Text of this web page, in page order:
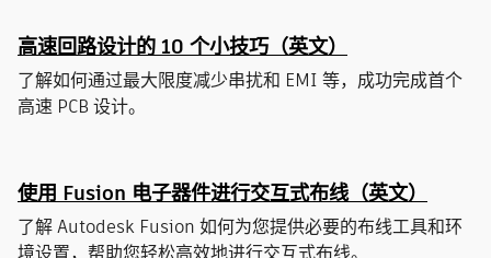
高速回路设计的 10 个小技巧（英文）
了解如何通过最大限度减少串扰和 EMI 等，成功完成首个
高速 PCB 设计。
使用 Fusion 电子器件进行交互式布线（英文）
了解 Autodesk Fusion 如何为您提供必要的布线工具和环
境设置，帮助您轻松高效地进行交互式布线。